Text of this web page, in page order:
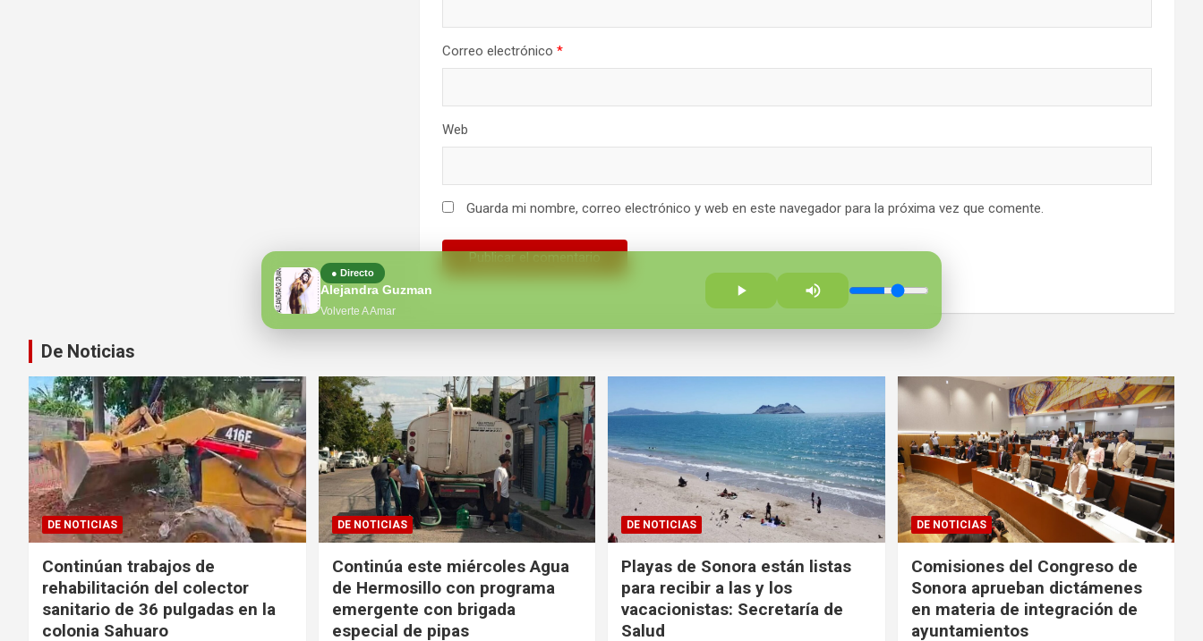
Correo electrónico *
Web
Guarda mi nombre, correo electrónico y web en este navegador para la próxima vez que comente.
● Directo
Alejandra Guzman
Volverte A Amar
De Noticias
DE NOTICIAS
Continúan trabajos de
rehabilitación del colector
sanitario de 36 pulgadas en la
colonia Sahuaro
DE NOTICIAS
Continúa este miércoles Agua
de Hermosillo con programa
emergente con brigada
especial de pipas
DE NOTICIAS
Playas de Sonora están listas
para recibir a las y los
vacacionistas: Secretaría de
Salud
DE NOTICIAS
Comisiones del Congreso de
Sonora aprueban dictámenes
en materia de integración de
ayuntamientos